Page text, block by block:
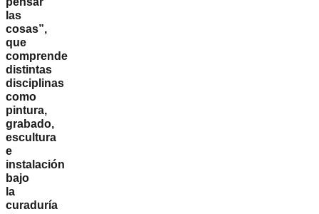
las
cosas”,
que
comprende
distintas
disciplinas
como
pintura,
grabado,
escultura
e
instalación
bajo
la
curaduría